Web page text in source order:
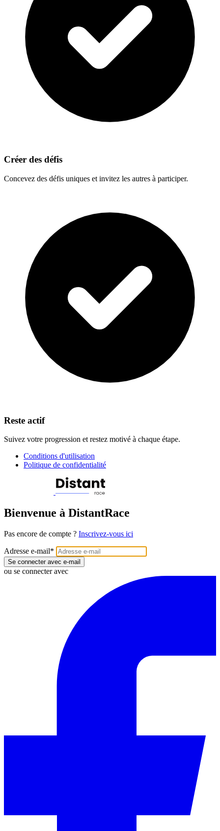
Créer des défis
Concevez des défis uniques et invitez les autres à participer.
Reste actif
Suivez votre progression et restez motivé à chaque étape.
Conditions d'utilisation
Politique de confidentialité
Bienvenue à DistantRace
Pas encore de compte ? Inscrivez-vous ici
Adresse e-mail*
Se connecter avec e-mail
ou se connecter avec